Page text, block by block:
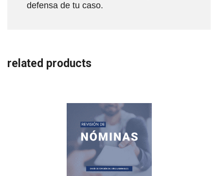
defensa de tu caso.
related products